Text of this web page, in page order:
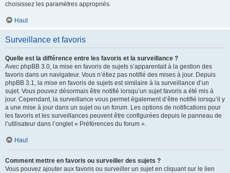
choisissez les paramètres appropriés.
Haut
Surveillance et favoris
Quelle est la différence entre les favoris et la surveillance ?
Avec phpBB 3.0, la mise en favoris de sujets s’apparentait à la gestion des
favoris dans un navigateur. Vous n’étiez pas notifié des mises à jour. Depuis
phpBB 3.1, la mise en favoris de sujets est similaire à la surveillance d’un
sujet. Vous pouvez désormais être notifié lorsqu’un sujet favoris a été mis à
jour. Cependant, la surveillance vous permet également d’être notifié lorsqu’il y
a une mise à jour dans un sujet ou un forum. Les options de notifications pour
les favoris et les surveillances peuvent être configurées depuis le panneau de
l’utilisateur dans l’onglet « Préférences du forum ».
Haut
Comment mettre en favoris ou surveiller des sujets ?
Vous pouvez ajouter aux favoris ou surveiller un sujet en cliquant sur le lien